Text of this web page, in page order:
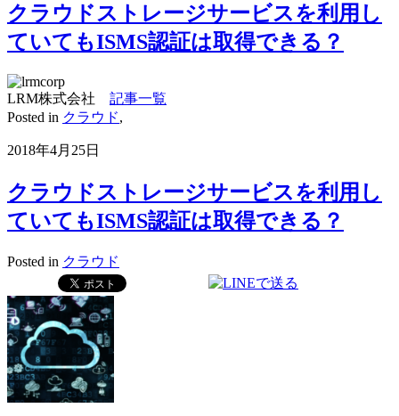
クラウドストレージサービスを利用し
ていてもISMS認証は取得できる？
LRM株式会社 記事一覧
Posted in クラウド,
2018年4月25日
クラウドストレージサービスを利用し
ていてもISMS認証は取得できる？
Posted in クラウド